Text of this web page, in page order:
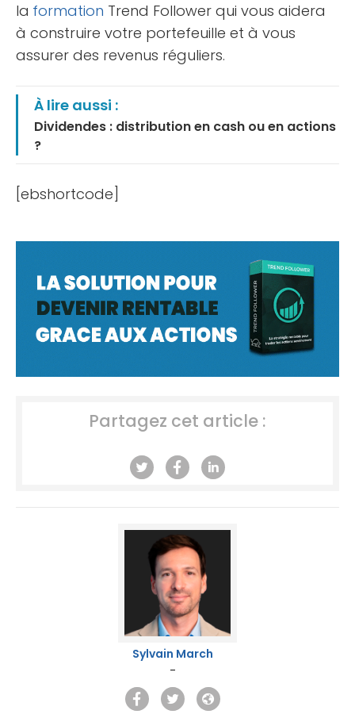
la formation Trend Follower qui vous aidera
à construire votre portefeuille et à vous
assurer des revenus réguliers.
À lire aussi :
Dividendes : distribution en cash ou en actions
?
[ebshortcode]
Partagez cet article :
Sylvain March
-